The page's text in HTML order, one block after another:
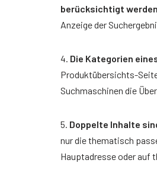
berücksichtigt
Anzeige der
4. Die Kategorien
Produktübersichts-
Suchmaschinen die
5. Doppelte Inhalte
nur die thematisch
Hauptadresse oder auf